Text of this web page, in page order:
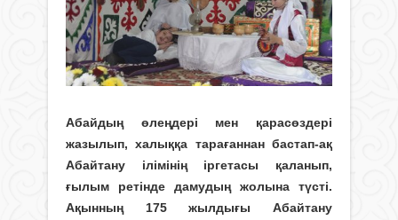
Абайдың өлеңдері мен қарасөздері
жазылып, халыққа тарағаннан бастап-ақ
Абайтану ілімінің іргетасы қаланып,
ғылым ретінде дамудың жолына түсті.
Ақынның 175 жылдығы Абайтану